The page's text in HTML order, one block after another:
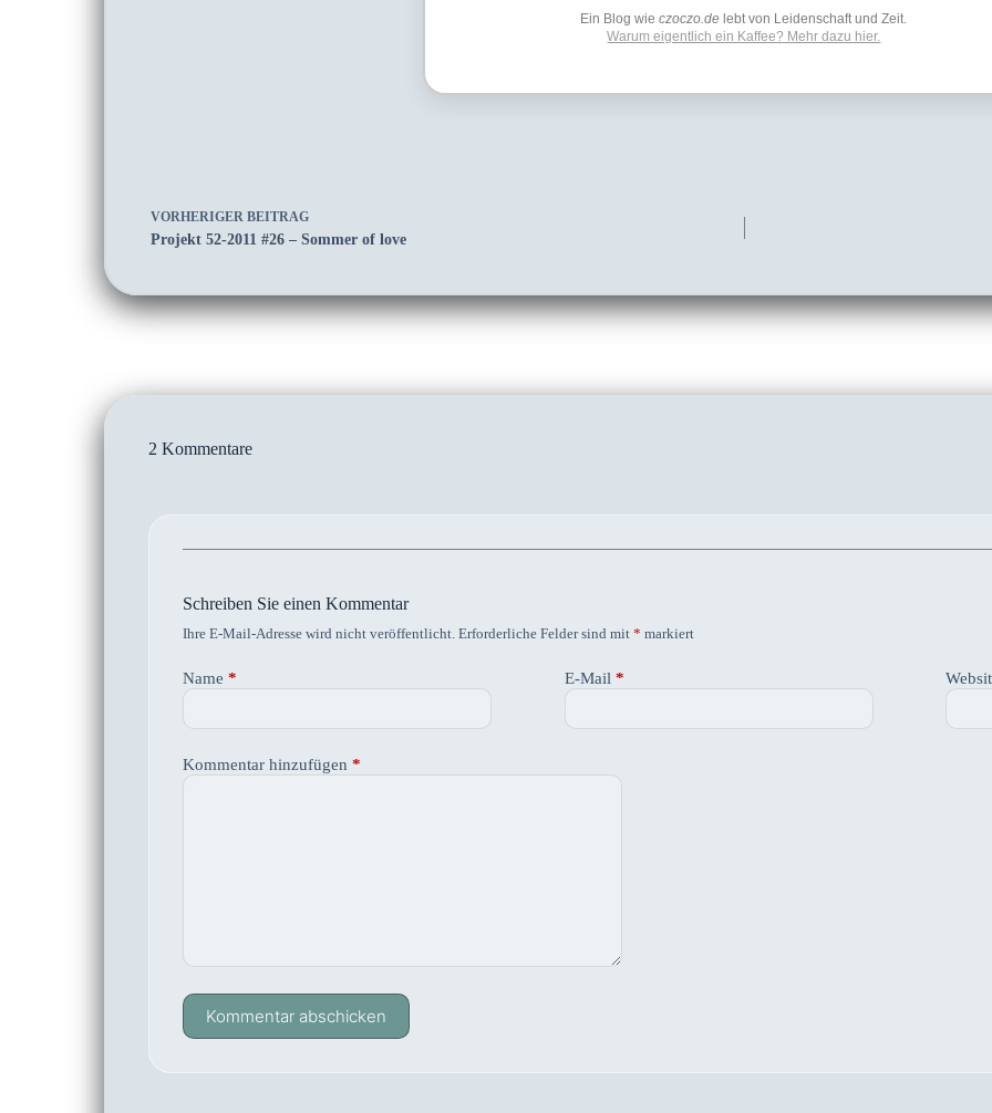
Ein Blog wieczoczo.de lebt von Leidenschaft und Zeit.
Warum eigentlich ein Kaffee? Mehr dazu hier.
VORHERIGER BEITRAG
Projekt 52-2011 #26 – Sommer of love
2 Kommentare
Schreiben Sie einen Kommentar
Ihre E-Mail-Adresse wird nicht veröffentlicht. Erforderliche Felder sind mit * markiert
Name * E-Mail*
Kommentar hinzufügen *
Kommentar abschicken